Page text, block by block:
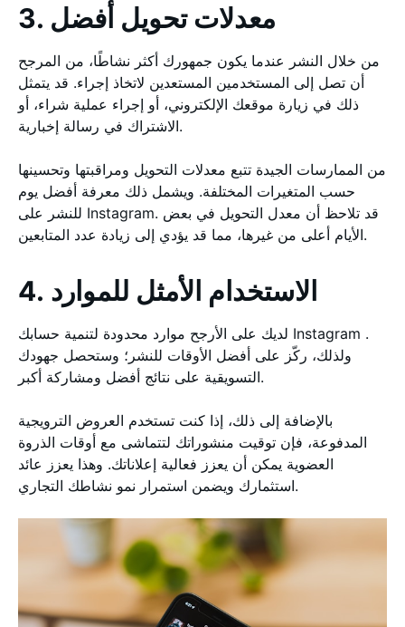
3. معدلات تحويل أفضل
من خلال النشر عندما يكون جمهورك أكثر نشاطًا، من المرجح
أن تصل إلى المستخدمين المستعدين لاتخاذ إجراء. قد يتمثل
ذلك في زيارة موقعك الإلكتروني، أو إجراء عملية شراء، أو
الاشتراك في رسالة إخبارية.
من الممارسات الجيدة تتبع معدلات التحويل ومراقبتها وتحسينها
حسب المتغيرات المختلفة. ويشمل ذلك معرفة أفضل يوم
للنشر على Instagram. قد تلاحظ أن معدل التحويل في بعض
الأيام أعلى من غيرها، مما قد يؤدي إلى زيادة عدد المتابعين.
4. الاستخدام الأمثل للموارد
لديك على الأرجح موارد محدودة لتنمية حسابك Instagram .
ولذلك، ركّز على أفضل الأوقات للنشر؛ وستحصل جهودك
التسويقية على نتائج أفضل ومشاركة أكبر.
بالإضافة إلى ذلك، إذا كنت تستخدم العروض الترويجية
المدفوعة، فإن توقيت منشوراتك لتتماشى مع أوقات الذروة
العضوية يمكن أن يعزز فعالية إعلاناتك. وهذا يعزز عائد
استثمارك ويضمن استمرار نمو نشاطك التجاري.